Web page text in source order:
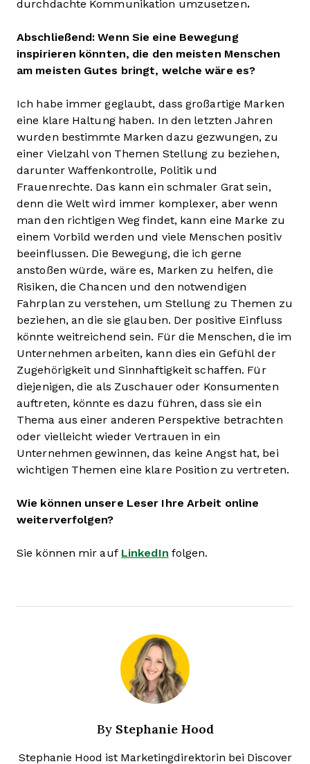
durchdachte Kommunikation umzusetzen.
Abschließend: Wenn Sie eine Bewegung
inspirieren könnten, die den meisten Menschen
am meisten Gutes bringt, welche wäre es?
Ich habe immer geglaubt, dass großartige Marken
eine klare Haltung haben. In den letzten Jahren
wurden bestimmte Marken dazu gezwungen, zu
einer Vielzahl von Themen Stellung zu beziehen,
darunter Waffenkontrolle, Politik und
Frauenrechte. Das kann ein schmaler Grat sein,
denn die Welt wird immer komplexer, aber wenn
man den richtigen Weg findet, kann eine Marke zu
einem Vorbild werden und viele Menschen positiv
beeinflussen. Die Bewegung, die ich gerne
anstoßen würde, wäre es, Marken zu helfen, die
Risiken, die Chancen und den notwendigen
Fahrplan zu verstehen, um Stellung zu Themen zu
beziehen, an die sie glauben. Der positive Einfluss
könnte weitreichend sein. Für die Menschen, die im
Unternehmen arbeiten, kann dies ein Gefühl der
Zugehörigkeit und Sinnhaftigkeit schaffen. Für
diejenigen, die als Zuschauer oder Konsumenten
auftreten, könnte es dazu führen, dass sie ein
Thema aus einer anderen Perspektive betrachten
oder vielleicht wieder Vertrauen in ein
Unternehmen gewinnen, das keine Angst hat, bei
wichtigen Themen eine klare Position zu vertreten.
Wie können unsere Leser Ihre Arbeit online
weiterverfolgen?
Sie können mir auf LinkedIn folgen.
By Stephanie Hood
Stephanie Hood ist Marketingdirektorin bei Discover